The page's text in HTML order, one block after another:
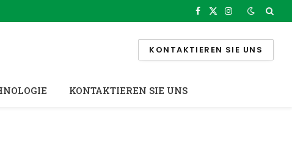
Facebook
X
Instagram
KONTAKTIEREN SIE UNS
KONTAKTIEREN SIE UNS